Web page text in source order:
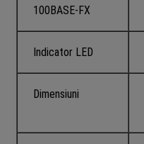
100BASE-FX
Indicator LED
Dimensiuni